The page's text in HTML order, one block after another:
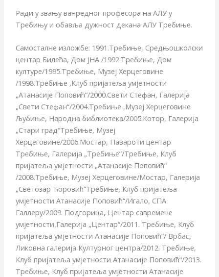
Ради у звању ванредног професора на АЛУ у
Требињу и обавља дужност декана АЛУ Требиње.
Самосталне изложбе: 1991.Требиње, Средњошколски
центар Билећа, Дом ЈНА /1992.Требиње, Дом
културе/1995.Требиње, Музеј Херцеговине
/1998.Требиње ,Клуб пријатеља умјетности
„Атанасије Поповић“/2000.Свети Стефан, Галерија
„Свети Стефан“/2004.Требиње ,Музеј Херцеговине
Љубиње, Народна библиотека/2005.Котор, Галерија
„Стари град“Требиње, Музеј
Херцеговине/2006.Мостар, Павароти центар
Требиње, Галерија „Требиње“/Требиње, Клуб
пријатеља умјетности „Атанасије Поповић“
/2008.Требиње, Музеј Херцеговине/Мостар, Галерија
„Светозар Ћоровић“Требиње, Клуб пријатеља
умјетности Атанасије Поповић“/Игало, СПА
Галлерy/2009. Подгорица, Центар савремене
умјетности,Галерија „Центар“/2011. Требиње, Клуб
пријатеља умјетности Атанасије Поповић“/ Врбас,
Ликовна галерија Културног центра/2012. Требиње,
Клуб пријатеља умјетности Атанасије Поповић“/2013.
Требиње, Клуб пријатеља умјетности Атанасије